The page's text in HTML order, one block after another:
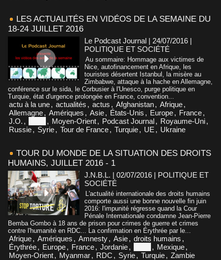
LES ACTUALITÉS EN VIDÉOS DE LA SEMAINE DU
18-24 JUILLET 2016
Le Podcast Journal | 24/07/2016 |
POLITIQUE ET SOCIÉTÉ
Au sommaire: Hommage aux victimes de
Nice, autofinancement en Afrique, les
touristes désertent Istanbul, la misère au
Zimbabwe, attaque à la hache en Allemagne,
conférence sur le sida, le Corbusier à l'Unesco, purge politique en
Turquie, état d'urgence prolongée en France, convention...
actu à la une, actualités , actus , Afghanistan, Afrique,
Allemagne, Amériques , Asie, États-Unis , Europe, France,
J.O. , , Moyen-Orient, Podcast Journal, Royaume-Uni,
Russie, Syrie, Tour de France, Turquie, UE , Ukraine
TOUR DU MONDE DE LA SITUATION DES DROITS
HUMAINS, JUILLET 2016 - 1
J.N.B.L. | 02/07/2016 | POLITIQUE ET
SOCIÉTÉ
L'actualité internationale des droits humains
comporte aussi une bonne nouvelle fin juin
2016: l'impunité régresse quand la Cour
Pénale Internationale condamne Jean-Pierre
Bemba Gombo à 18 ans de prison pour crimes de guerre et crimes
contre l'humanité en RDC... La confirmation en Érythrée par le...
Afrique, Amériques , Amnesty, Asie, droits humains ,
Érythrée, Europe, France, Jordanie, , Mexique,
Moyen-Orient, Myanmar, RDC , Syrie, Turquie, Zambie